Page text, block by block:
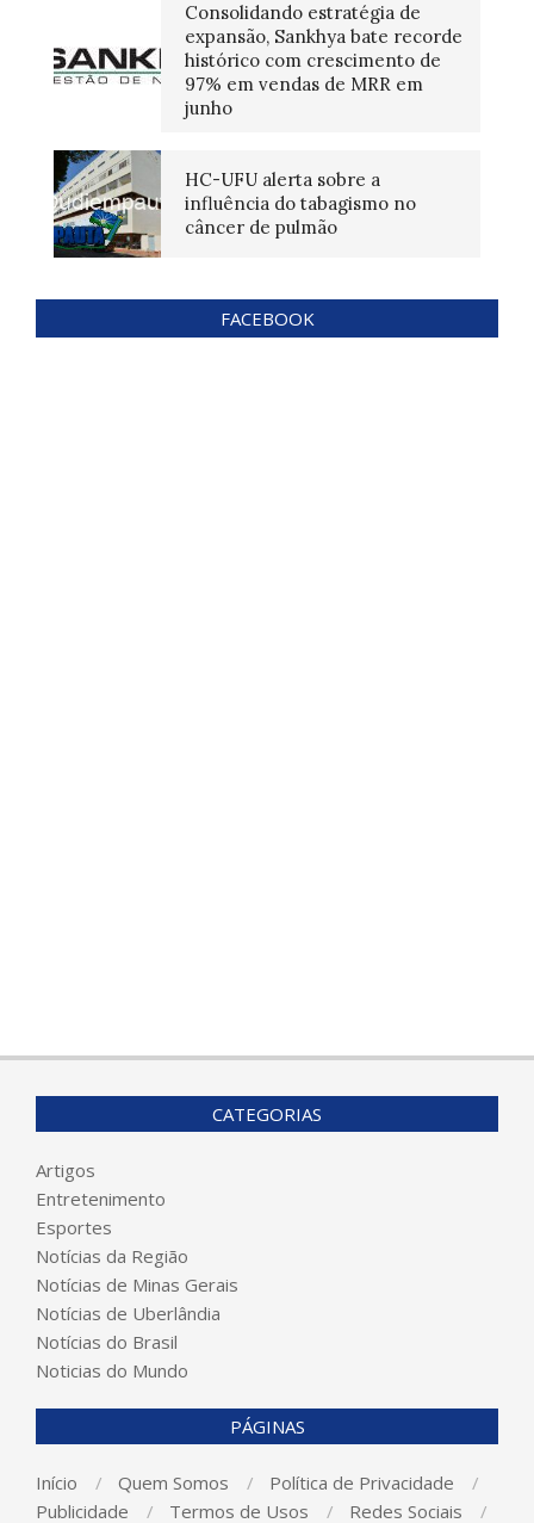
Consolidando estratégia de
expansão, Sankhya bate recorde
histórico com crescimento de
97% em vendas de MRR em
junho
HC-UFU alerta sobre a
influência do tabagismo no
câncer de pulmão
FACEBOOK
CATEGORIAS
Artigos
Entretenimento
Esportes
Notícias da Região
Notícias de Minas Gerais
Notícias de Uberlândia
Notícias do Brasil
Noticias do Mundo
PÁGINAS
Início Quem Somos
Política de Privacidade
Publicidade
Termos de Usos Redes Sociais